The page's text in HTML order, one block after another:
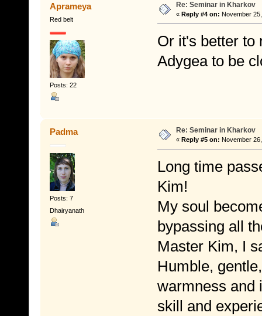
Aprameya
Red belt
Posts: 22
Re: Seminar in Kharkov
« Reply #4 on: November
Or it's better to
Adygea to be
Padma
Posts: 7
Dhairyanath
Re: Seminar in Kharkov
« Reply #5 on: November
Long time
Kim!
My soul
bypassing all
Master Kim, I
Humble,
warmness and
skill and